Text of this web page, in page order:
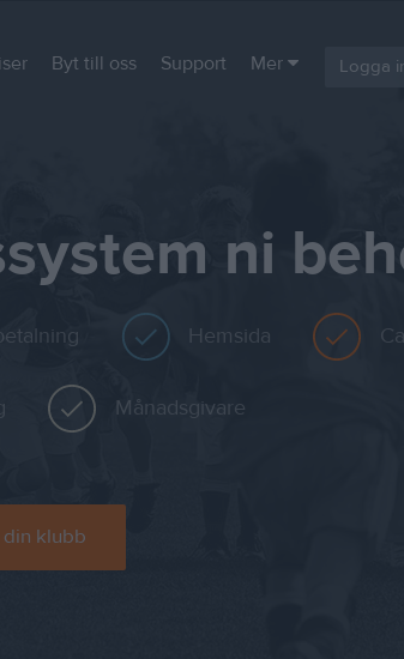
Logga
Byt till oss Support Mer
ni
Hemsida
Månadsgivare
klubb